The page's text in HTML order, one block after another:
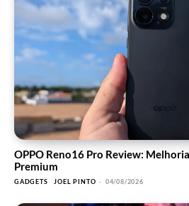
OPPO Reno16 Pro Review:
Premium
GADGETS JOEL PINTO - 04/08/2026